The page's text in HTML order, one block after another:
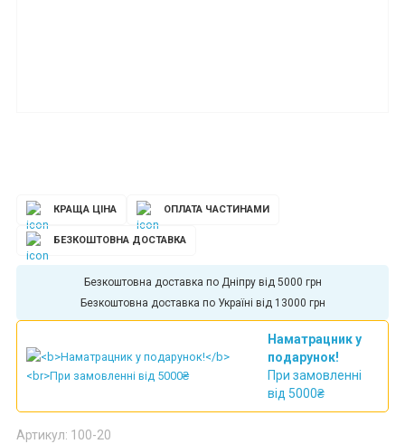
КРАЩА ЦІНА ОПЛАТА ЧАСТИНАМИ
БЕЗКОШТОВНА ДОСТАВКА
Безкоштовна доставка по Дніпру від 5000 грн
Безкоштовна доставка по Україні від 13000 грн
Наматрацник у
подарунок!
При замовленні
від 5000₴
Артикул: 100-20